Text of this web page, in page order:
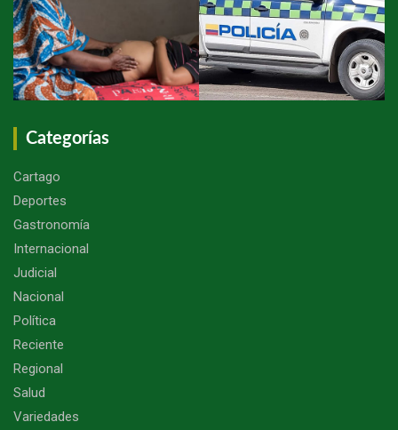
Categorías
Cartago
Deportes
Gastronomía
Internacional
Judicial
Nacional
Política
Reciente
Regional
Salud
Variedades